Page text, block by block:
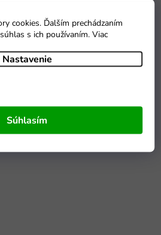
cookies. Ďalším prechádzaním
s ich používaním. Viac
Nastavenie
Súhlasím